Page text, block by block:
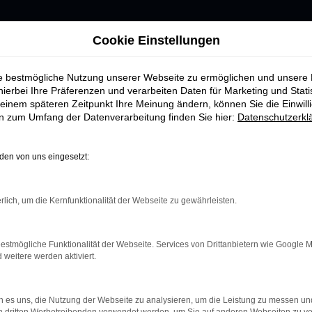
TRANSIT CONNECT
Wahl für alle, die ein zuverlässiges und gut
Gebrauchtwagen entscheiden, profitieren Sie
Neuwagen. Bei Autohaus H&H GmbH,
die alle sorgfältig geprüft und aufbereitet wurden,
Cookie Einstellungen
bestmögliche Nutzung unserer Webseite zu ermöglichen und unsere
Ihre Präferenzen und verarbeiten Daten für Marketing und
späteren Zeitpunkt Ihre Meinung ändern, können Sie die
zum Umfang der Datenverarbeitung finden Sie hier:
von uns eingesetzt:
um die Kernfunktionalität der Webseite zu gewährleisten.
Funktionalität der Webseite. Services von Drittanbietern wie Google
weitere werden aktiviert.
es uns, die Nutzung der Webseite zu analysieren, um die Leistung zu messen